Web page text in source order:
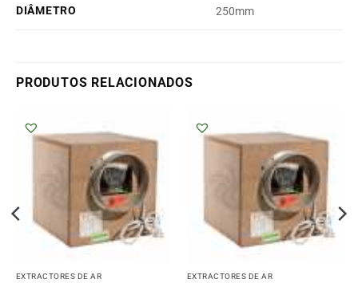
DIÂMETRO 250mm
PRODUTOS RELACIONADOS
EXTRACTORES DE AR EXTRACTORES DE AR